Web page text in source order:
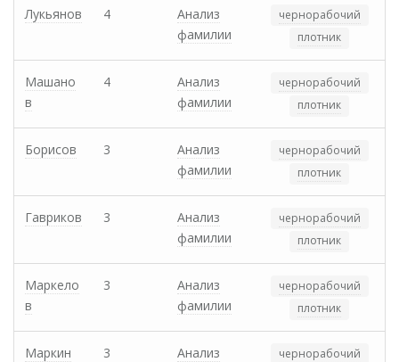
Лукьянов 4
Анализ
фамилии
чернорабочий
плотник
Машано
в
4
Анализ
фамилии
чернорабочий
плотник
Борисов 3
Анализ
фамилии
чернорабочий
плотник
Гавриков 3
Анализ
фамилии
чернорабочий
плотник
Маркело
в
3
Анализ
фамилии
чернорабочий
плотник
Маркин 3
Анализ
чернорабочий